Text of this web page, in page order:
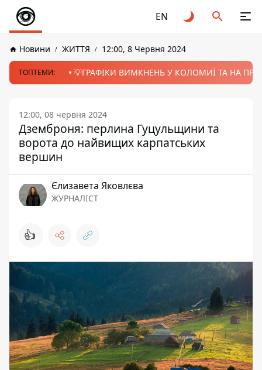
EN
Новини ЖИТТЯ 12:00, 8 Червня 2024
ТОПТЕМИ: 💡ГРАФІКИ ВИМКНЕНЬ У КОЛОМИЇ ТА НА
12:00, 08 червня 2024
Дземброня: перлина Гуцульщини та
ворота до найвищих карпатських
вершин
Єлизавета Яковлєва
ЖУРНАЛІСТ
👍